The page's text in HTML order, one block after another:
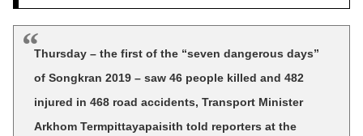
Thursday – the first of the “seven dangerous days”
of Songkran 2019 – saw 46 people killed and 482
injured in 468 road accidents, Transport Minister
Arkhom Termpittayapaisith told reporters at the